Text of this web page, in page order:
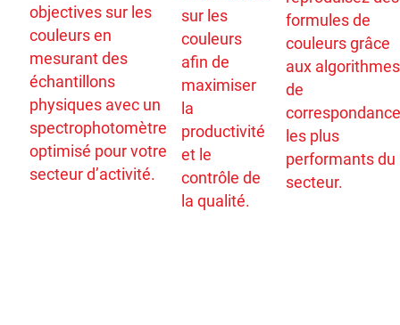
objectives sur les
couleurs en
mesurant des
échantillons
physiques avec un
spectrophotomètre
optimisé pour votre
secteur d’activité.
sur les
couleurs
afin de
maximiser
la
productivité
et le
contrôle de
la qualité.
formules de
couleurs grâce
aux algorithmes
de
correspondance
les plus
performants du
secteur.